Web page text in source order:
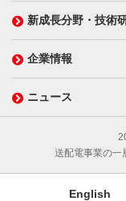
新成長分野・技術
企業情報
ニュース
送配電事業の一
English